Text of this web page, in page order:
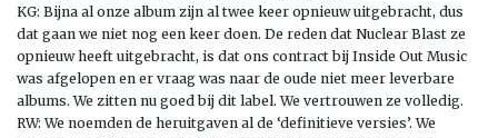
KG: Bijna al onze album zijn al twee keer opnieuw uitgebracht, dus
dat gaan we niet nog een keer doen. De reden dat Nuclear Blast ze
opnieuw heeft uitgebracht, is dat ons contract bij Inside Out Music
was afgelopen en er vraag was naar de oude niet meer leverbare
albums. We zitten nu goed bij dit label. We vertrouwen ze volledig.
RW: We noemden de heruitgaven al de ‘definitieve versies’. We